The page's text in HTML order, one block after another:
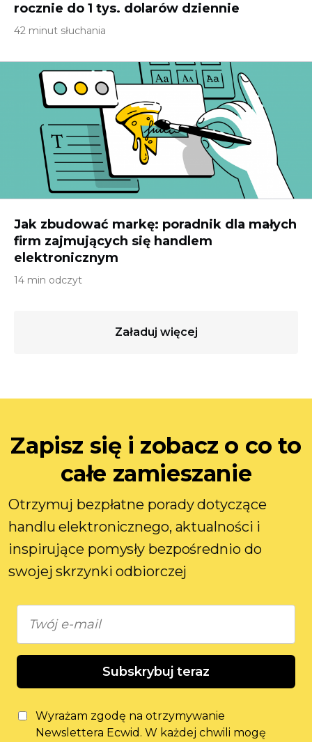
rocznie do 1 tys. dolarów dziennie
42 minut słuchania
Jak zbudować markę: poradnik dla małych
firm zajmujących się handlem
elektronicznym
14 min odczyt
Załaduj więcej
Zapisz się i zobacz o co to
całe zamieszanie
Otrzymuj bezpłatne porady dotyczące
handlu elektronicznego, aktualności i
inspirujące pomysły bezpośrednio do
swojej skrzynki odbiorczej
Subskrybuj teraz
Wyrażam zgodę na otrzymywanie
Newslettera Ecwid. W każdej chwili mogę